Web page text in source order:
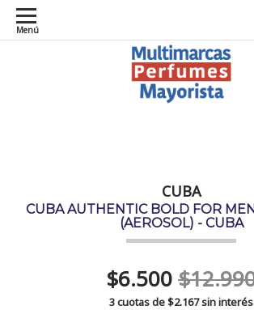
Menú
CUBA
CUBA AUTHENTIC BOLD FOR
(AEROSOL) - CUBA
$6.500
3 cuotas de$2.167sin interés